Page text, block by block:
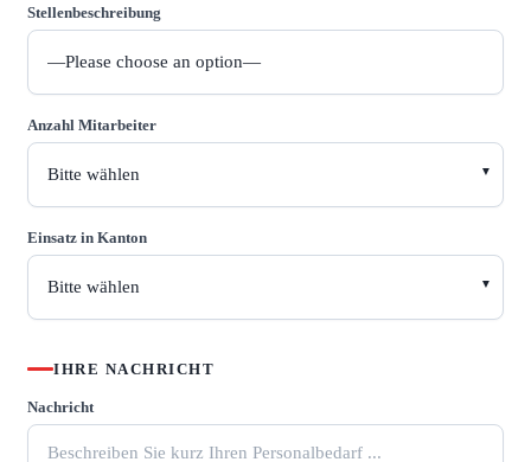
Stellenbeschreibung
Anzahl Mitarbeiter
Einsatz in Kanton
IHRE NACHRICHT
Nachricht